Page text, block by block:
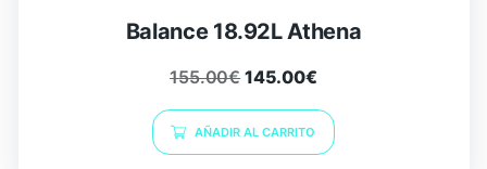
Balance 18.92L Athena
155.00€ 145.00€
AÑADIR AL CARRITO